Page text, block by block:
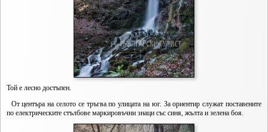
Той е лесно достъпен.
От центъра на селото се тръгва по улицата на юг. За ориентир служат поставените
по електрическите стълбове маркировъчни знаци със синя, жълта и зелена боя.